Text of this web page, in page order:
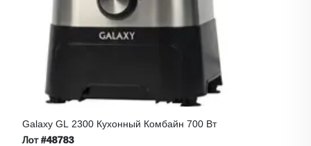
Galaxy GL 2300 Кухонный Комбайн 700 Вт
Лот#48783